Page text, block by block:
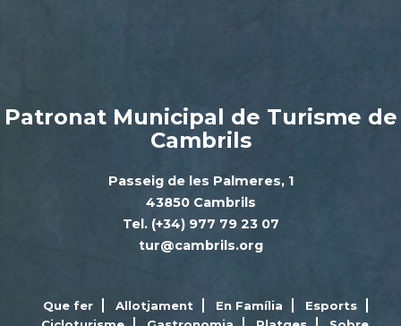
Patronat Municipal de Turisme de
Cambrils
Passeig de les Palmeres, 1
43850 Cambrils
Tel. (+34) 977 79 23 07
tur@cambrils.org
Que fer Allotjament En Família
Esports